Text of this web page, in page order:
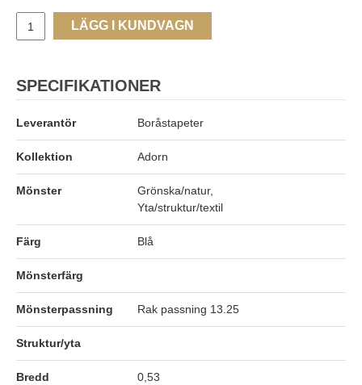
LÄGG I KUNDVAGN
SPECIFIKATIONER
Leverantör Boråstapeter
Kollektion Adorn
Mönster
Grönska/natur,
Yta/struktur/textil
Färg Blå
Mönsterfärg
Mönsterpassning Rak passning 13.25
Struktur/yta
Bredd 0,53